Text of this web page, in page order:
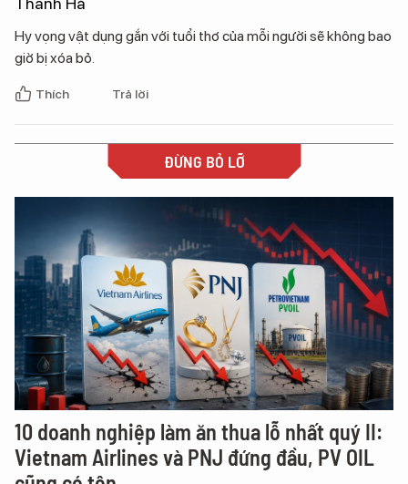
Hy vọng vật dụng gắn với tuổi thơ của mỗi người sẽ không bao
giờ bị xóa bỏ.
Thích Trả lời
ĐỪNG BỎ LỠ
10 doanh nghiệp làm ăn thua lỗ nhất quý II:
Vietnam Airlines và PNJ đứng đầu, PV OIL